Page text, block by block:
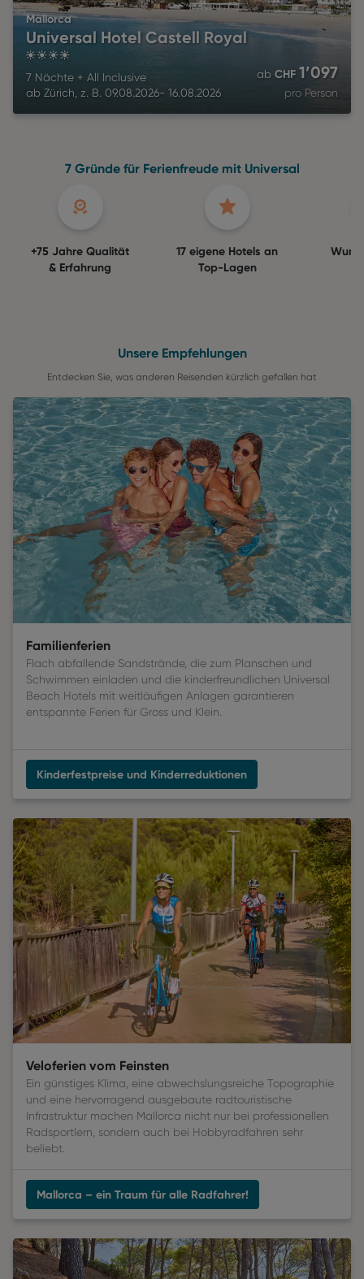
Mallorca
Universal Hotel Castell Royal
7 Nächte + All Inclusive
ab Zürich, z. B. 09.08.2026- 16.08.2026
ab CHF 1’097
pro Person
7 Gründe für Ferienfreude mit Universal
+75 Jahre Qualität
& Erfahrung
17 eigene Hotels an
Top-Lagen
Unsere Empfehlungen
Entdecken Sie, was anderen Reisenden kürzlich gefallen hat
Familienferien
Flach abfallende Sandstrände, die zum Planschen und
Schwimmen einladen und die kinderfreundlichen Universal
Beach Hotels mit weitläufigen Anlagen garantieren
entspannte Ferien für Gross und Klein.
Kinderfestpreise und Kinderreduktionen
Veloferien vom Feinsten
Ein günstiges Klima, eine abwechslungsreiche Topographie
und eine hervorragend ausgebaute radtouristische
Infrastruktur machen Mallorca nicht nur bei professionellen
Radsportlern, sondern auch bei Hobbyradfahren sehr
beliebt.
Mallorca – ein Traum für alle Radfahrer!